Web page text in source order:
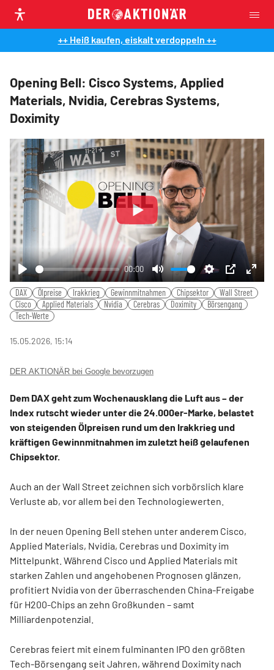
++ Heiß kaufen, eiskalt verdoppeln ++
Opening Bell: Cisco Systems, Applied
Materials, Nvidia, Cerebras Systems,
Doximity
Play
00:00
Mute Settings
PIP
DAX Ölpreise Irakkrieg Gewinnmitnahmen Chipsektor
Wall Street
Cisco
Applied Materials Nvidia Cerebras Doximity
Börsengang
Tech-Werte
15.05.2026, 15:14
DER AKTIONÄR bei Google bevorzugen
Dem DAX geht zum Wochenausklang die Luft aus – der
Index rutscht wieder unter die 24.000er-Marke, belastet
von steigenden Ölpreisen rund um den Irakkrieg und
kräftigen Gewinnmitnahmen im zuletzt heiß gelaufenen
Chipsektor.
Auch an der Wall Street zeichnen sich vorbörslich klare
Verluste ab, vor allem bei den Technologiewerten.
In der neuen Opening Bell stehen unter anderem Cisco,
Applied Materials, Nvidia, Cerebras und Doximity im
Mittelpunkt. Während Cisco und Applied Materials mit
starken Zahlen und angehobenen Prognosen glänzen,
profitiert Nvidia von der überraschenden China-Freigabe
für H200-Chips an zehn Großkunden – samt
Milliardenpotenzial.
Cerebras feiert mit einem fulminanten IPO den größten
Tech-Börsengang seit Jahren, während Doximity nach